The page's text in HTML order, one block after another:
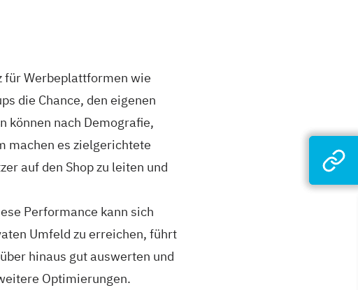
für Werbeplattformen wie
die Chance, den eigenen
können nach Demografie,
machen es zielgerichtete
auf den Shop zu leiten und
Performance kann sich
Umfeld zu erreichen, führt
hinaus gut auswerten und
Optimierungen.